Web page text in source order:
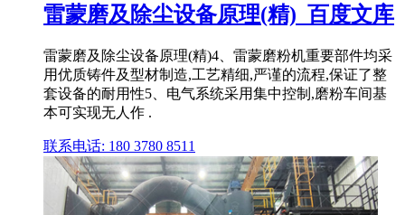
雷蒙磨及除尘设备原理(精)_百度文库
雷蒙磨及除尘设备原理(精)4、雷蒙磨粉机重要部件均采
用优质铸件及型材制造,工艺精细,严谨的流程,保证了整
套设备的耐用性5、电气系统采用集中控制,磨粉车间基
本可实现无人作 .
联系电话: 180 3780 8511